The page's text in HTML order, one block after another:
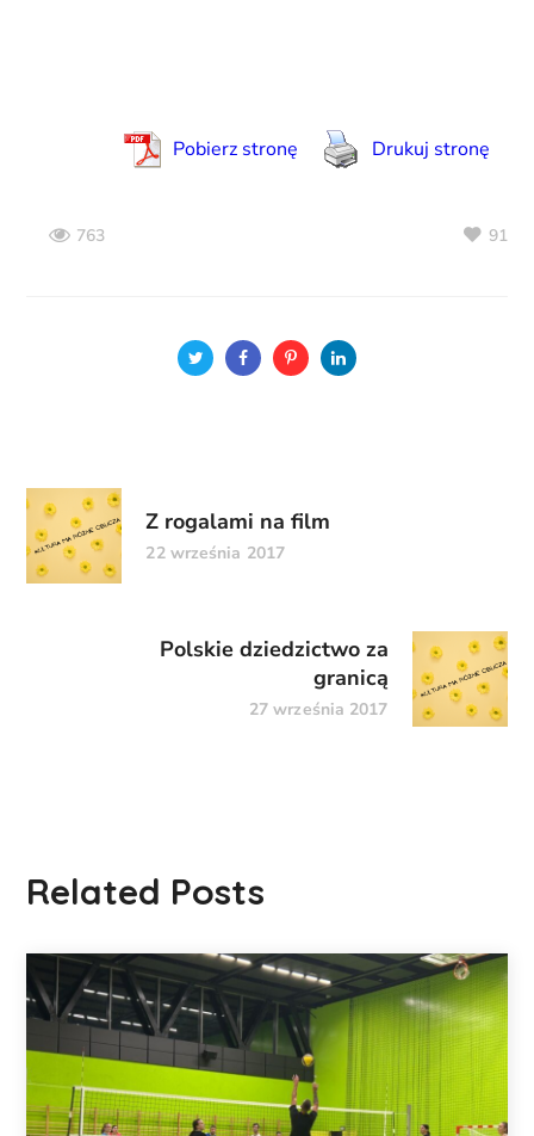
Pobierz stronę Drukuj stronę
763 91
Z rogalami na film
22 września 2017
Polskie dziedzictwo za
granicą
27 września 2017
Related Posts